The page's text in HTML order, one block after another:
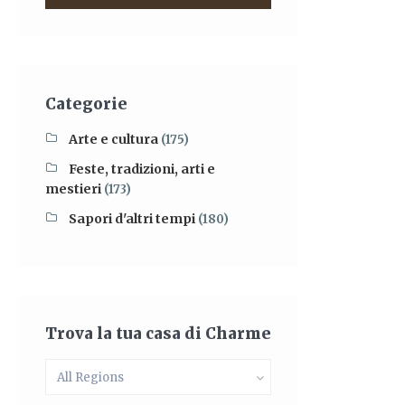
Categorie
Arte e cultura (175)
Feste, tradizioni, arti e
mestieri (173)
Sapori d'altri tempi (180)
Trova la tua casa di Charme
All Regions